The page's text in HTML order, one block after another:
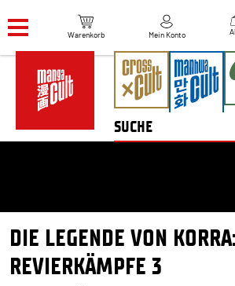
Warenkorb Mein Konto
DIE LEGENDE VON KORRA:
REVIERKÄMPFE 3